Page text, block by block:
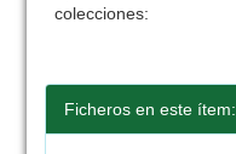
colecciones:
Ficheros en este ítem: